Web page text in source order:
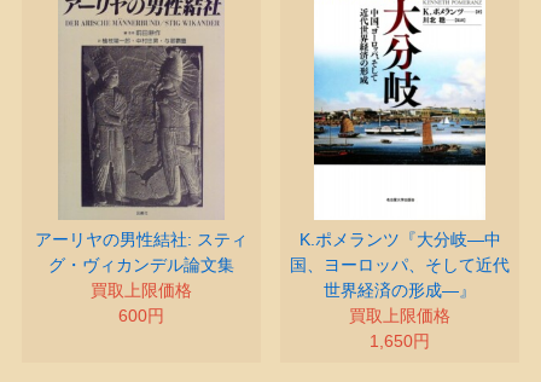
アーリヤの男性結社: スティ
グ・ヴィカンデル論文集
買取上限価格
600円
K.ポメランツ『大分岐―中
国、ヨーロッパ、そして近代
世界経済の形成―』
買取上限価格
1,650円